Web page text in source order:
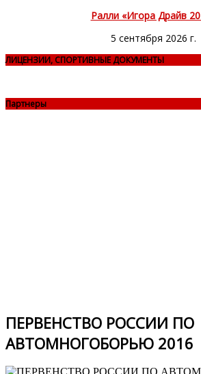
Ралли «Игора Драйв
5 сентября 2026 г.
ЛИЦЕНЗИИ, СПОРТИВНЫЕ ДОКУМЕНТЫ
Партнеры
ПЕРВЕНСТВО РОССИИ ПО
АВТОМНОГОБОРЬЮ 2016